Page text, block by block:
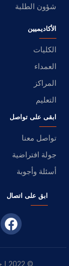
شؤون الطلبة
الأكاديميين
الكليات
العمداء
المراكز
التعليم
ابقى على تواصل
تواصل معنا
جولة افتراضية
أسئلة وأجوبة
ابق على اتصال
© 2022 | جميع الحقوق محفوظه